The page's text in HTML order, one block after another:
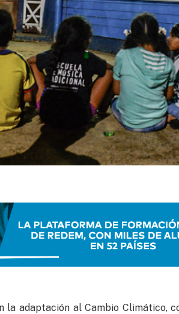
la adaptación al Cambio Climático,